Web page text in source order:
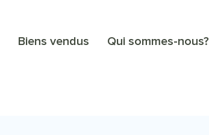
biens vendus qui sommes-nous?